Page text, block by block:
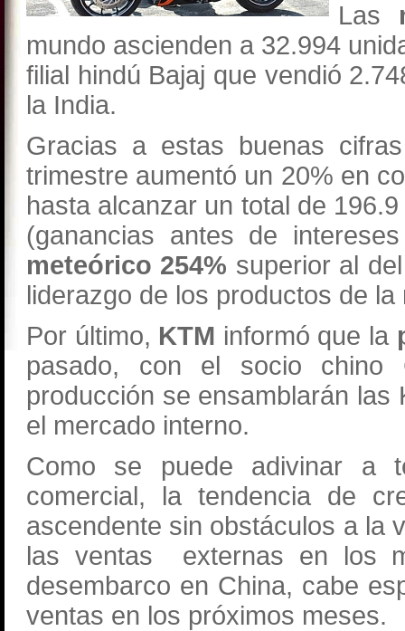
Las
mundo ascienden a 32.994
filial hindú Bajaj que vendió
la India.
Gracias a estas buenas
trimestre aumentó un 20% en
hasta alcanzar un total de
(ganancias antes de
meteórico 254% superior al
liderazgo de los productos de la
Por último, KTM informó que la
pasado, con el socio chino
producción se ensamblarán
el mercado interno.
Como se puede adivinar a
comercial, la tendencia de
ascendente sin obstáculos a la
las ventas externas en los
desembarco en China, cabe
ventas en los próximos meses.